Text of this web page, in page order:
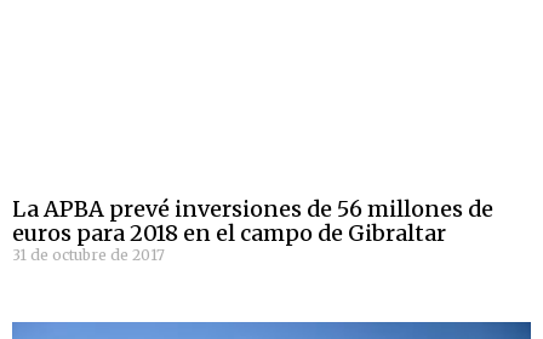
La APBA prevé inversiones de 56 millones de
euros para 2018 en el campo de Gibraltar
31 de octubre de 2017